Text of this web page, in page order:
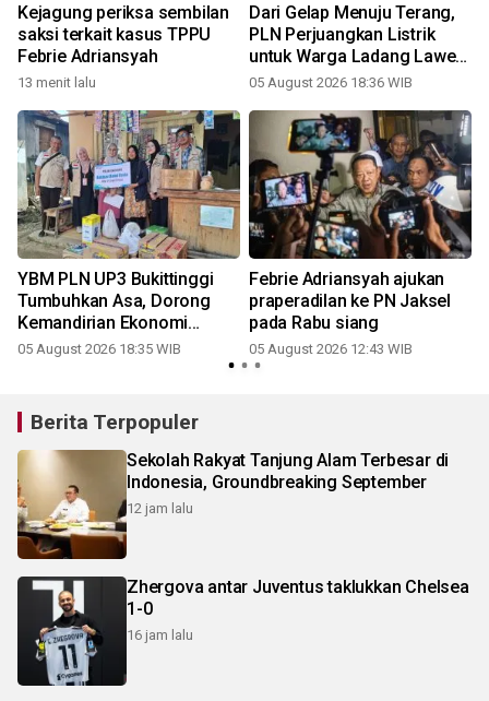
Kejagung periksa sembilan
saksi terkait kasus TPPU
Febrie Adriansyah
13 menit lalu
Dari Gelap Menuju Terang,
PLN Perjuangkan Listrik
untuk Warga Ladang Laweh
Jelang HUT ke-81 RI
05 August 2026 18:36 WIB
YBM PLN UP3 Bukittinggi
Tumbuhkan Asa, Dorong
Kemandirian Ekonomi
Masyarakat
05 August 2026 18:35 WIB
Febrie Adriansyah ajukan
praperadilan ke PN Jaksel
pada Rabu siang
05 August 2026 12:43 WIB
Berita Terpopuler
Sekolah Rakyat Tanjung Alam Terbesar di
Indonesia, Groundbreaking September
12 jam lalu
Zhergova antar Juventus taklukkan Chelsea
1-0
16 jam lalu